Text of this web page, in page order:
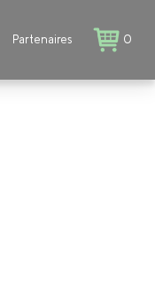
Partenaires 0